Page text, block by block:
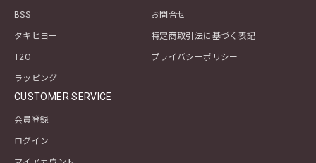
BSS
タキヒヨー
T2O
ラッピング
お問合せ
特定商取引法に基づく表記
プライバシーポリシー
CUSTOMER SERVICE
会員登録
ログイン